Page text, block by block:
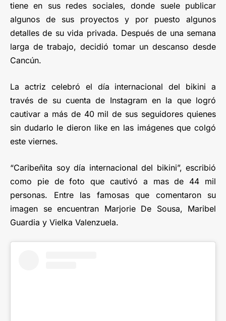
tiene en sus redes sociales, donde suele publicar
algunos de sus proyectos y por puesto algunos
detalles de su vida privada. Después de una semana
larga de trabajo, decidió tomar un descanso desde
Cancún.
La actriz celebró el día internacional del bikini a
través de su cuenta de Instagram en la que logró
cautivar a más de 40 mil de sus seguidores quienes
sin dudarlo le dieron like en las imágenes que colgó
este viernes.
“Caribeñita soy día internacional del bikini”, escribió
como pie de foto que cautivó a mas de 44 mil
personas. Entre las famosas que comentaron su
imagen se encuentran Marjorie De Sousa, Maribel
Guardia y Vielka Valenzuela.